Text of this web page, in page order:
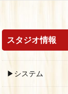
スタジオ情報
▶システム